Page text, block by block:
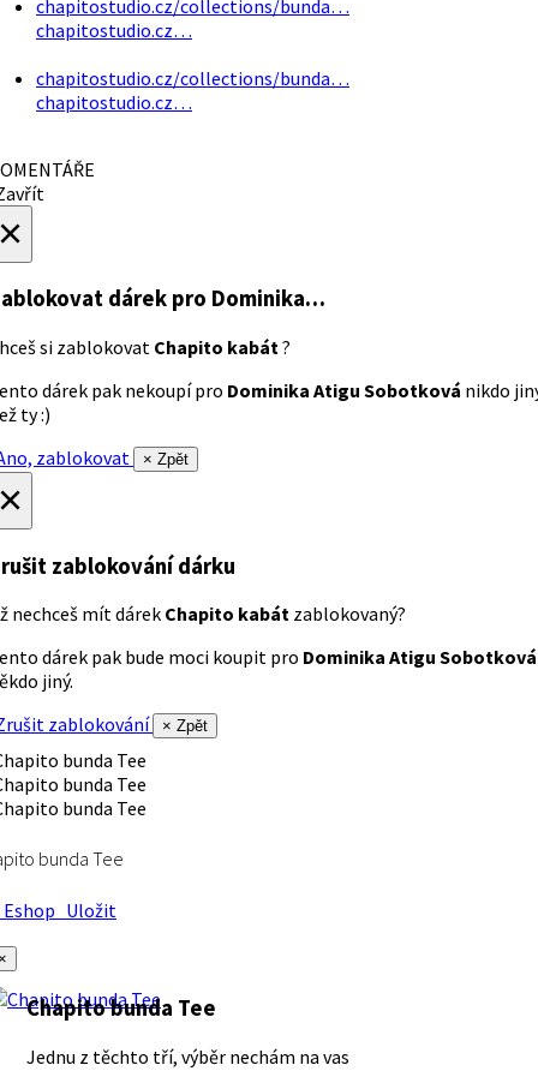
chapitostudio.cz/collections/bunda…
chapitostudio.cz…
chapitostudio.cz/collections/bunda…
chapitostudio.cz…
dárek pro Dominika…
si zablokovat Chapito kabát ?
dárek pak nekoupí pro Dominika Atigu Sobotková nikdo
ty :)
zablokovat
× Zpět
zablokování dárku
nechceš mít dárek Chapito kabát zablokovaný?
dárek pak bude moci koupit pro Dominika Atigu Sobotková
jiný.
zablokování
× Zpět
bunda Tee
Uložit
Chapito bunda Tee
Jednu z těchto tří, výběr nechám na vas